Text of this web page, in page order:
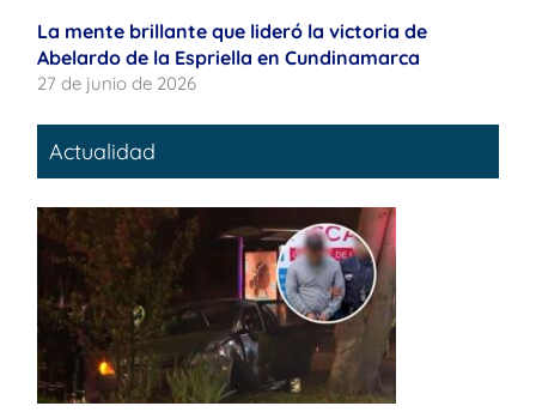
La mente brillante que lideró la victoria de
Abelardo de la Espriella en Cundinamarca
27 de junio de 2026
Actualidad